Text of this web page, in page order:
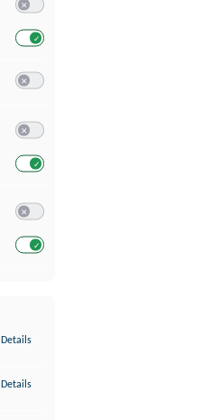
zu Messung der Performance von Inhalten
zu Analyse von Zielgruppen durch Statistiken
zu Entwicklung und Verbesserung der Angebote
Details
Details